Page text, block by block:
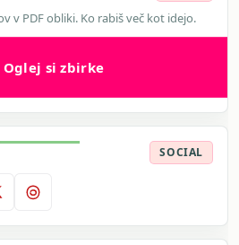
v PDF obliki. Ko rabiš več kot idejo.
Oglej si zbirke
SOCIAL